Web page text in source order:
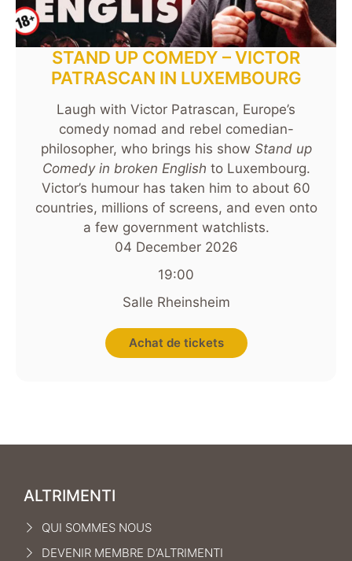
STAND UP COMEDY – VICTOR
PATRASCAN IN LUXEMBOURG
Laugh with Victor Patrascan, Europe’s
comedy nomad and rebel comedian-
philosopher, who brings his show Stand up
Comedy in broken English to Luxembourg.
Victor’s humour has taken him to about 60
countries, millions of screens, and even onto
a few government watchlists.
04 December 2026
19:00
Salle Rheinsheim
Achat de tickets
ALTRIMENTI
QUI SOMMES NOUS
DEVENIR MEMBRE D’ALTRIMENTI